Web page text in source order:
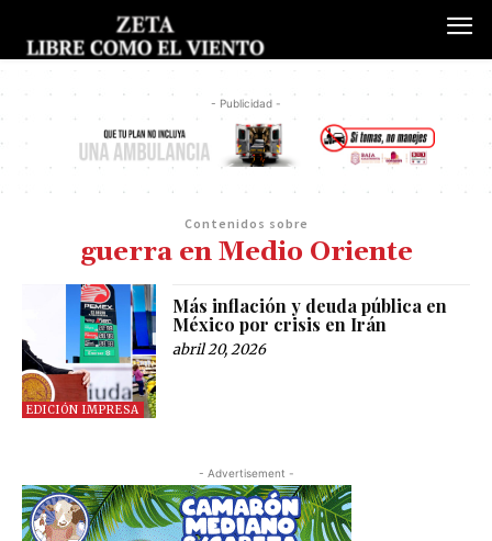
- Publicidad -
Contenidos sobre
guerra en Medio Oriente
EDICIÓN IMPRESA
Más inflación y deuda pública en
México por crisis en Irán
abril 20, 2026
- Advertisement -